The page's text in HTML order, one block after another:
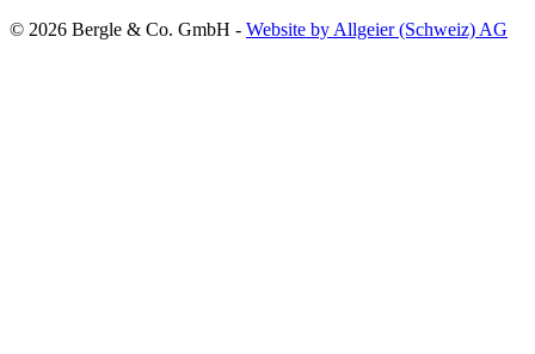
© 2026 Bergle & Co. GmbH - Website by Allgeier (Schweiz) AG